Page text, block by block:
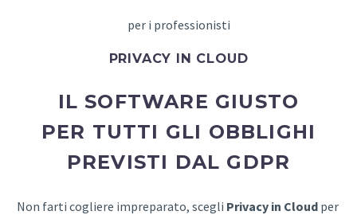
per i professionisti
PRIVACY IN CLOUD
IL SOFTWARE GIUSTO
PER TUTTI GLI OBBLIGHI
PREVISTI DAL GDPR
Non farti cogliere impreparato, scegli Privacy in Cloud per